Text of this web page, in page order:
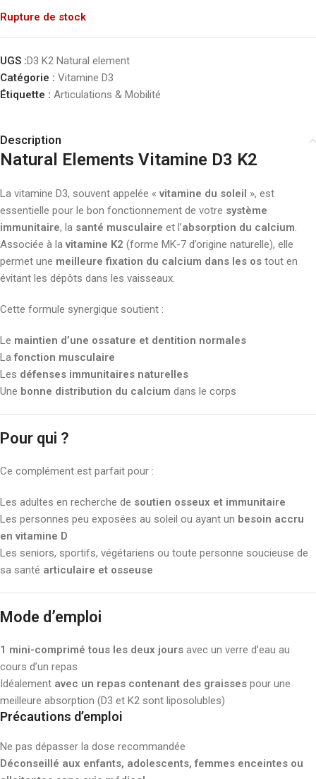
Rupture de stock
UGS :D3 K2 Natural element
Catégorie : Vitamine D3
Étiquette : Articulations & Mobilité
Description
Natural Elements Vitamine D3 K2
La vitamine D3, souvent appelée « vitamine du soleil », est
essentielle pour le bon fonctionnement de votre système
immunitaire, la santé musculaire et l’absorption du calcium.
Associée à la vitamine K2 (forme MK-7 d’origine naturelle), elle
permet une meilleure fixation du calcium dans les os tout en
évitant les dépôts dans les vaisseaux.
Cette formule synergique soutient :
Le maintien d’une ossature et dentition normales
Lafonction musculaire
Les défenses immunitaires naturelles
Une bonne distribution du calcium dans le corps
Pour qui ?
Ce complément est parfait pour :
Les adultes en recherche de soutien osseux et immunitaire
Les personnes peu exposées au soleil ou ayant un besoin accru
en vitamine D
Les seniors, sportifs, végétariens ou toute personne soucieuse de
sa santé articulaire et osseuse
Mode d’emploi
1 mini-comprimé tous les deux jours avec un verre d’eau au
cours d’un repas
Idéalement avec un repas contenant des graisses pour une
meilleure absorption (D3 et K2 sont liposolubles)
Précautions d’emploi
Ne pas dépasser la dose recommandée
Déconseillé aux enfants, adolescents, femmes enceintes ou